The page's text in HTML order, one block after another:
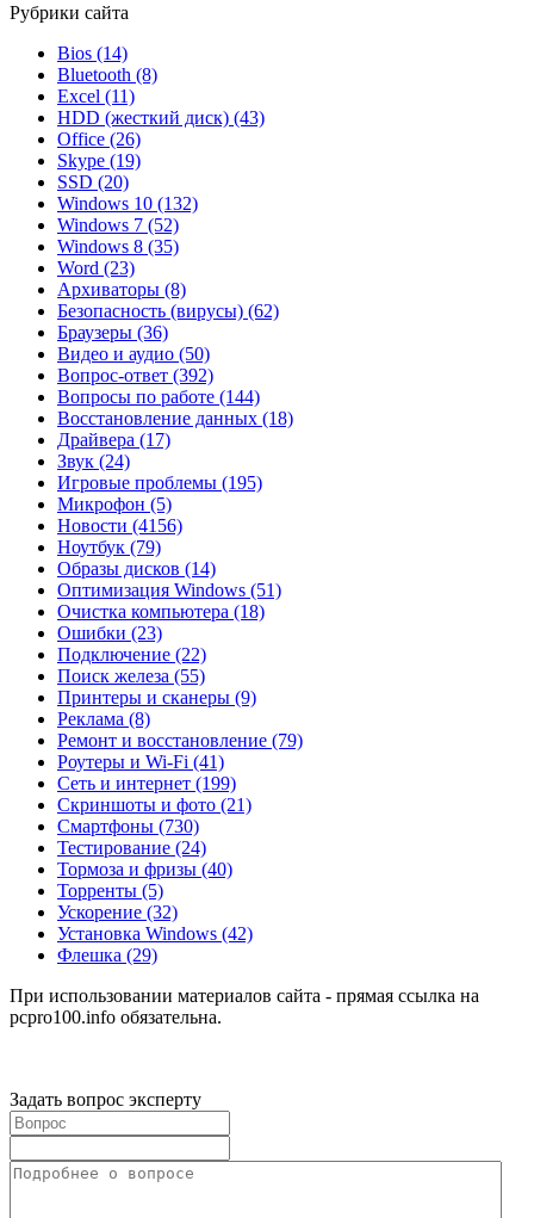
Рубрики сайта
Bios (14)
Bluetooth (8)
Excel (11)
HDD (жесткий диск) (43)
Office (26)
Skype (19)
SSD (20)
Windows 10 (132)
Windows 7 (52)
Windows 8 (35)
Word (23)
Архиваторы (8)
Безопасность (вирусы) (62)
Браузеры (36)
Видео и аудио (50)
Вопрос-ответ (392)
Вопросы по работе (144)
Восстановление данных (18)
Драйвера (17)
Звук (24)
Игровые проблемы (195)
Микрофон (5)
Новости (4156)
Ноутбук (79)
Образы дисков (14)
Оптимизация Windows (51)
Очистка компьютера (18)
Ошибки (23)
Подключение (22)
Поиск железа (55)
Принтеры и сканеры (9)
Реклама (8)
Ремонт и восстановление (79)
Роутеры и Wi-Fi (41)
Сеть и интернет (199)
Скриншоты и фото (21)
Смартфоны (730)
Тестирование (24)
Тормоза и фризы (40)
Торренты (5)
Ускорение (32)
Установка Windows (42)
Флешка (29)
При использовании материалов сайта - прямая ссылка на
pcpro100.info обязательна.
Задать вопрос эксперту